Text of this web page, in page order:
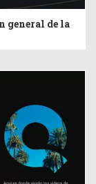
general de la